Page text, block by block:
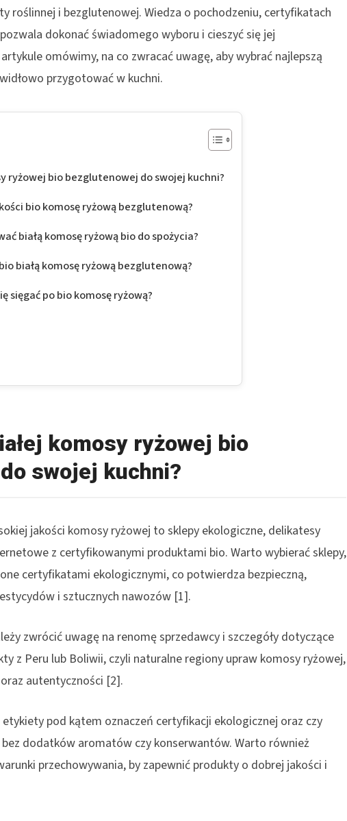
roślinnej i bezglutenowej. Wiedza o pochodzeniu, certyfikatach
dokonać świadomego wyboru i cieszyć się jej
omówimy, na co zwracać uwagę, aby wybrać najlepszą
przygotować w kuchni.
ryżowej bio bezglutenowej do swojej kuchni?
bio komosę ryżową bezglutenową?
białą komosę ryżową bio do spożycia?
białą komosę ryżową bezglutenową?
sięgać po bio komosę ryżową?
komosy ryżowej bio
swojej kuchni?
jakości komosy ryżowej to sklepy ekologiczne, delikatesy
z certyfikowanymi produktami bio. Warto wybierać sklepy,
certyfikatami ekologicznymi, co potwierdza bezpieczną,
i sztucznych nawozów [1].
zwrócić uwagę na renomę sprzedawcy i szczegóły dotyczące
z Peru lub Boliwii, czyli naturalne regiony upraw komosy ryżowej,
autentyczności [2].
pod kątem oznaczeń certyfikacji ekologicznej oraz czy
dodatków aromatów czy konserwantów. Warto również
przechowywania, by zapewnić produkty o dobrej jakości i